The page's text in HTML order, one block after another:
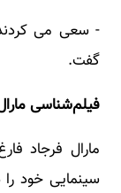
- سعی می کردند
گفت.
فیلم‌شناسی
مارال فرجاد